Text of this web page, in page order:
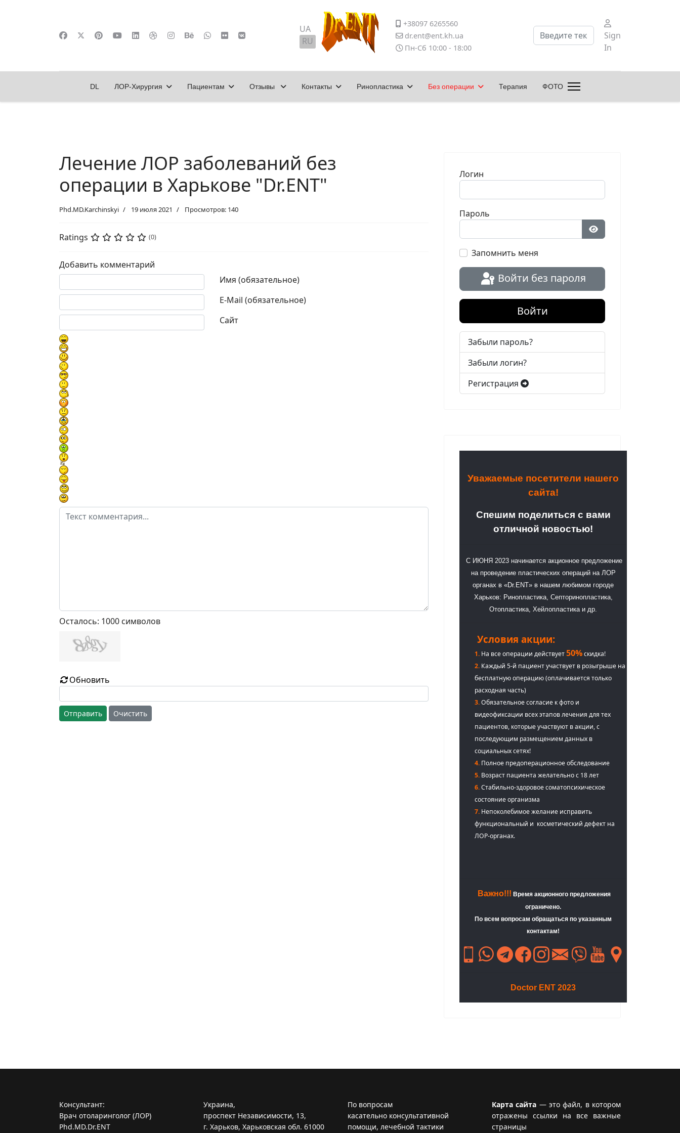
Выберите язык
UA
RU
+38097 6265560
dr.ent@ent.kh.ua
Пн-Сб 10:00 - 18:00
Поиск
Sign
In
DL ЛОР-Хирургия Пациентам Отзывы Контакты Ринопластика Без операции Терапия ФОТО
Лечение ЛОР заболеваний без
операции в Харькове "Dr.ENT"
Phd.MD.Karchinskyi 19 июля 2021 Просмотров: 140
Ratings (0)
Добавить комментарий
Имя (обязательное)
E-Mail (обязательное)
Сайт
Текст комментария
Осталось: 1000 символов
Обновить
Отправить Очистить
Логин
Пароль
Показать пароль
Запомнить меня
Войти без пароля
Войти
Забыли пароль?
Забыли логин?
Регистрация
Уважаемые посетители нашего
сайта!
Спешим поделиться с вами
отличной новостью!
С ИЮНЯ 2023 начинается акционное предложение
на проведение пластических операций на ЛОР
органах в «Dr.ENT» в нашем любимом городе
Харьков: Ринопластика, Септоринопластика,
Отопластика, Хейлопластика и др.
Условия акции:
1. На все операции действует50%скидка!
2. Каждый 5-й пациент участвует в розыгрыше на
бесплатную операцию (оплачивается только
расходная часть)
3.Обязательное согласие к фото и
видеофиксации всех этапов лечения для тех
пациентов, которые участвуют в акции, с
последующим размещением данных в
социальных сетях!
4. Полное предоперационное обследование
5. Возраст пациента желательно с 18 лет
6.Стабильно-здоровое соматопсихическое
состояние организма
7. Непоколебимое желание исправить
функциональный и косметический дефект на
ЛОР-органах.
Важно!!! Время акционного предложения
ограничено.
По всем вопросам обращаться по указанным
контактам!
Doctor ENT 2023
Консультант:
Врач отоларинголог (ЛОР)
Phd.MD.Dr.ENT
Украина,
проспект Независимости, 13,
г. Харьков, Харьковская обл. 61000
По вопросам
касательно консультативной
помощи, лечебной тактики
Карта сайта —это файл, в котором
отражены ссылки на все важные
страницы